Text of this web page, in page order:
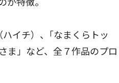
イチ）、｢なまくらトッ
ま」など、全７作品のプロ